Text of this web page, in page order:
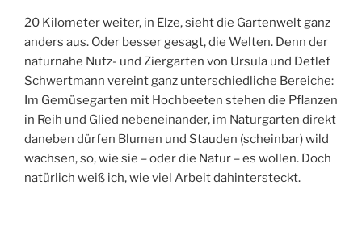
20 Kilometer weiter, in Elze, sieht die Gartenwelt ganz
anders aus. Oder besser gesagt, die Welten. Denn der
naturnahe Nutz- und Ziergarten von Ursula und Detlef
Schwertmann vereint ganz unterschiedliche Bereiche:
Im Gemüsegarten mit Hochbeeten stehen die Pflanzen
in Reih und Glied nebeneinander, im Naturgarten direkt
daneben dürfen Blumen und Stauden (scheinbar) wild
wachsen, so, wie sie – oder die Natur – es wollen. Doch
natürlich weiß ich, wie viel Arbeit dahintersteckt.